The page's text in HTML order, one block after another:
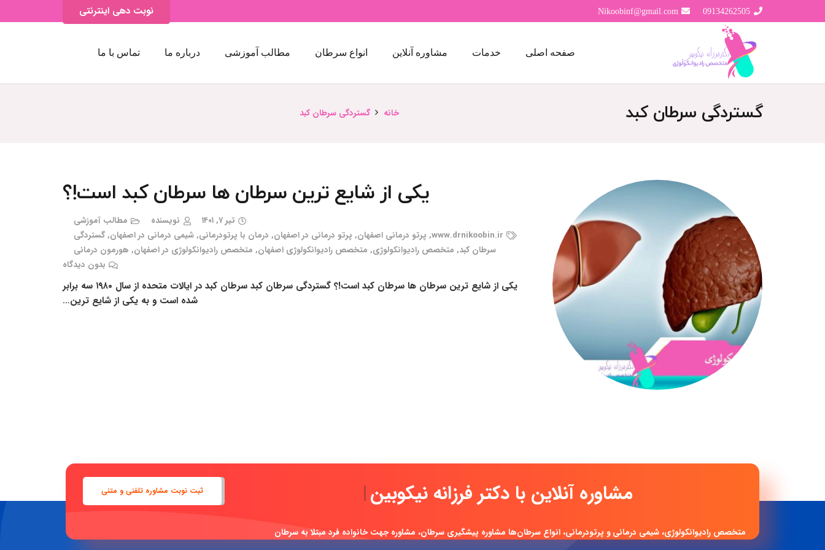
09134262505
Nikoobinf@gmail.com نوبت دهی اینترنتی
صفحه اصلی خدمات مشاوره آنلاین انواع سرطان مطالب آموزشی درباره ما تماس با ما
گستردگی سرطان کبد خانه گستردگی سرطان کبد
یکی از شایع ترین سرطان ها سرطان کبد است!؟
تیر ۷, ۱۴۰۱ نویسنده
مطالب آموزشی
www.drnikoobin.ir
, پرتو درمانی اصفهان, پرتو درمانی در اصفهان, درمان با پرتودرمانی,شیمی درمانی در اصفهان,گستردگی
سرطان کبد, متخصص رادیوانکولوژی, متخصص رادیوانکولوژی اصفهان, متخصص رادیوانکولوژی در اصفهان, هورمون درمانی
بدون دیدگاه
یکی از شایع ترین سرطان ها سرطان کبد است!؟ گستردگی سرطان کبد سرطان کبد در ایالات متحده از سال ۱۹۸۰ سه برابر
شده است و به یکی از شایع ترین…
مشاوره آنلاین با دکتر فرزانه نی|
متخصص رادیوانکولوژی، شیمی درمانی و پرتودرمانی، انواع سرطان‌ها مشاوره پیشگیری سرطان، مشاوره جهت خانواده فرد مبتلا به سرطان
ثبت نوبت مشاوره تلفنی و متنی